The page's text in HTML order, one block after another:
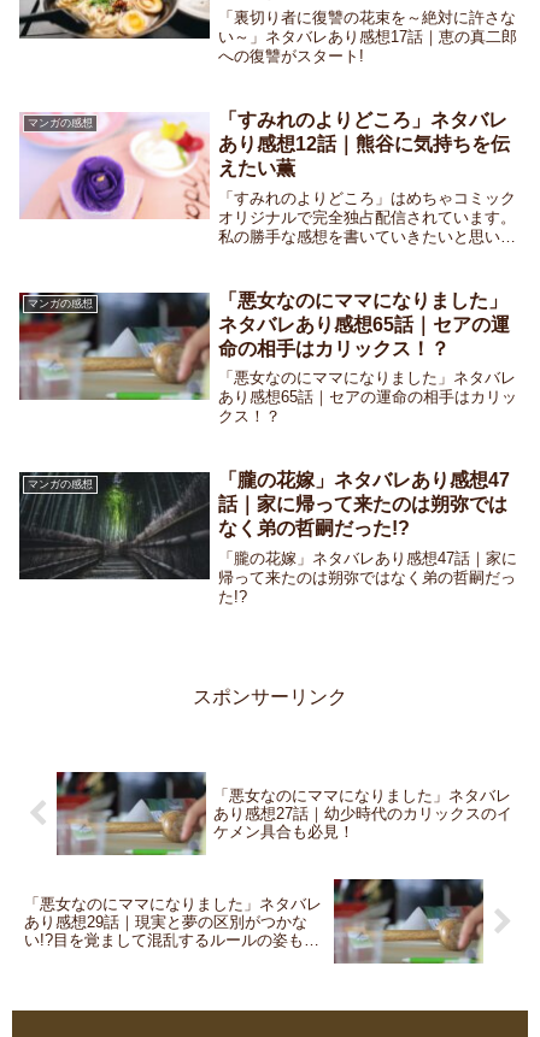
ート!
「裏切り者に復讐の花束を～絶対に許さな
い～」ネタバレあり感想17話｜恵の真二郎
への復讐がスタート!
マンガの感想
「すみれのよりどころ」ネタバレ
あり感想12話｜熊谷に気持ちを伝
えたい薫
「すみれのよりどころ」はめちゃコミック
オリジナルで完全独占配信されています。
私の勝手な感想を書いていきたいと思いま
マンガの感想
「悪女なのにママになりました」
ネタバレあり感想65話｜セアの運
命の相手はカリックス！？
「悪女なのにママになりました」ネタバレ
あり感想65話｜セアの運命の相手はカリッ
クス！？
マンガの感想
「朧の花嫁」ネタバレあり感想47
話｜家に帰って来たのは朔弥では
なく弟の哲嗣だった!?
「朧の花嫁」ネタバレあり感想47話｜家に
帰って来たのは朔弥ではなく弟の哲嗣だっ
た!?
スポンサーリンク
「悪女なのにママになりました」ネタバレ
あり感想27話｜幼少時代のカリックスのイ
ケメン具合も必見！
「悪女なのにママになりました」ネタバレ
あり感想29話｜現実と夢の区別がつかな
い!?目を覚まして混乱するルールの姿も必